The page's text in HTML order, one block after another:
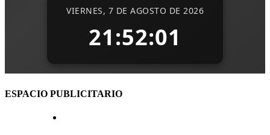
ESPACIO PUBLICITARIO